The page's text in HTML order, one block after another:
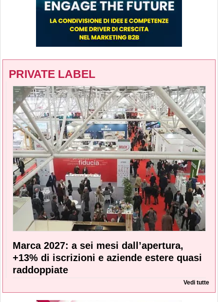
PRIVATE LABEL
Marca 2027: a sei mesi dall’apertura,
+13% di iscrizioni e aziende estere quasi
raddoppiate
Vedi tutte